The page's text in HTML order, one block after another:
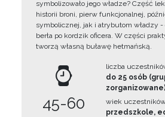
symbolizowało jego władze? Część
historii broni, pierw funkcjonalnej,
symbolicznej, jak i atrybutom władzy
berła po kordzik oficera. W części
tworzą własną buławę hetmańską.
45-60
liczba
do 25 osób
wiek
przedszkole,